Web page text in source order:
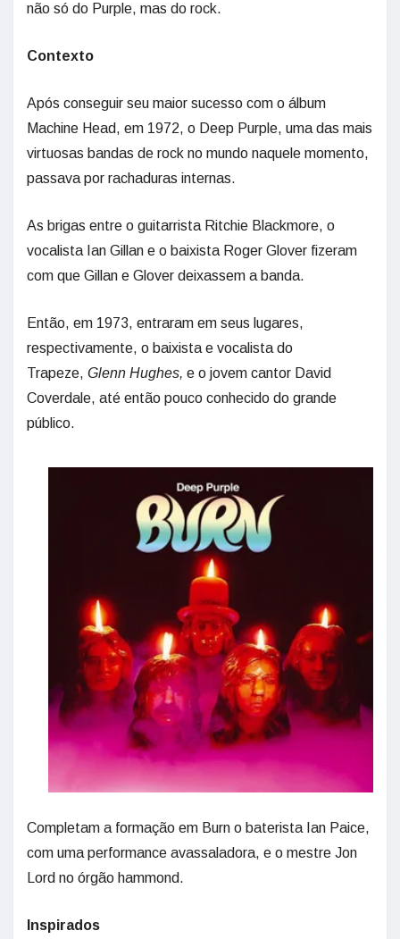
não só do Purple, mas do rock.
Contexto
Após conseguir seu maior sucesso com o álbum
Machine Head, em 1972, o Deep Purple, uma das mais
virtuosas bandas de rock no mundo naquele momento,
passava por rachaduras internas.
As brigas entre o guitarrista Ritchie Blackmore, o
vocalista Ian Gillan e o baixista Roger Glover fizeram
com que Gillan e Glover deixassem a banda.
Então, em 1973, entraram em seus lugares,
respectivamente, o baixista e vocalista do
Trapeze, Glenn Hughes, e o jovem cantor David
Coverdale, até então pouco conhecido do grande
público.
Completam a formação em Burn o baterista Ian Paice,
com uma performance avassaladora, e o mestre Jon
Lord no órgão hammond.
Inspirados